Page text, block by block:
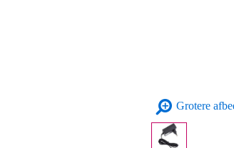
Grotere